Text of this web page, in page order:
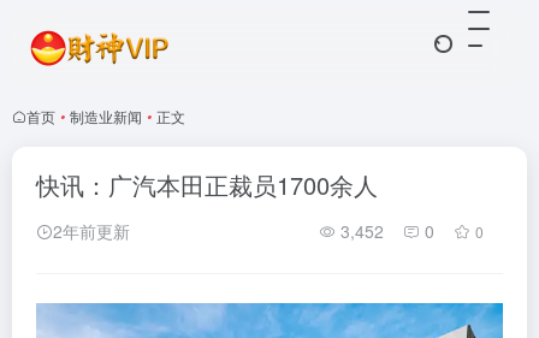
首页 • 制造业新闻 • 正文
快讯：广汽本田正裁员1700余人
2年前更新 3,452 0 0